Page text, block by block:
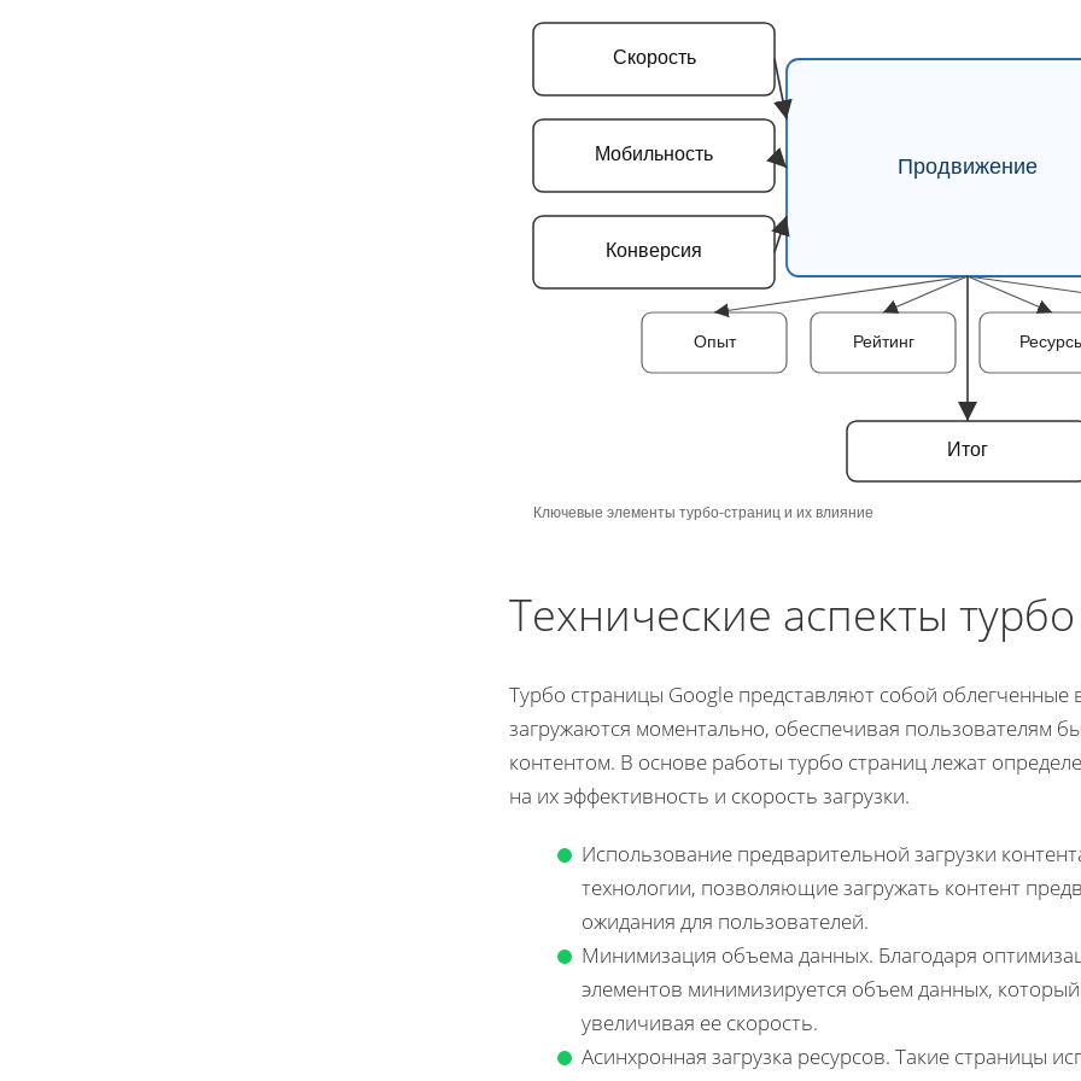
Скорость
Мобильность
Конверсия
Продвижение
Опыт Рейтинг
Итог
Ключевые элементы турбо-страниц и их влияние
Технические аспекты
Турбо страницы Google представляют собой облегченные
загружаются моментально, обеспечивая пользователям
контентом. В основе работы турбо страниц лежат
на их эффективность и скорость загрузки.
Использование предварительной загрузки
технологии, позволяющие загружать контент
ожидания для пользователей.
Минимизация объема данных. Благодаря
элементов минимизируется объем данных,
увеличивая ее скорость.
Асинхронная загрузка ресурсов. Такие страницы